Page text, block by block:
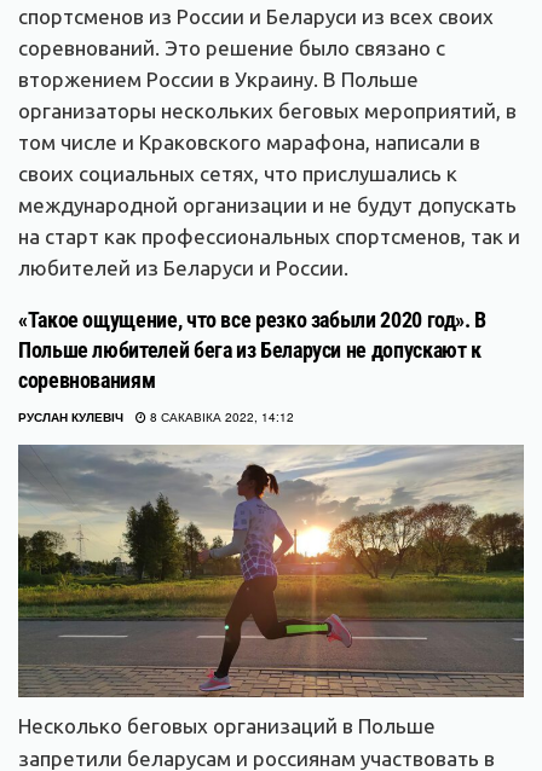
спортсменов из России и Беларуси из всех своих
соревнований. Это решение было связано с
вторжением России в Украину. В Польше
организаторы нескольких беговых мероприятий, в
том числе и Краковского марафона, написали в
своих социальных сетях, что прислушались к
международной организации и не будут допускать
на старт как профессиональных спортсменов, так и
любителей из Беларуси и России.
«Такое ощущение, что все резко забыли 2020 год». В
Польше любителей бега из Беларуси не допускают к
соревнованиям
РУСЛАН КУЛЕВІЧ 8 САКАВІКА 2022, 14:12
Несколько беговых организаций в Польше
запретили беларусам и россиянам участвовать в